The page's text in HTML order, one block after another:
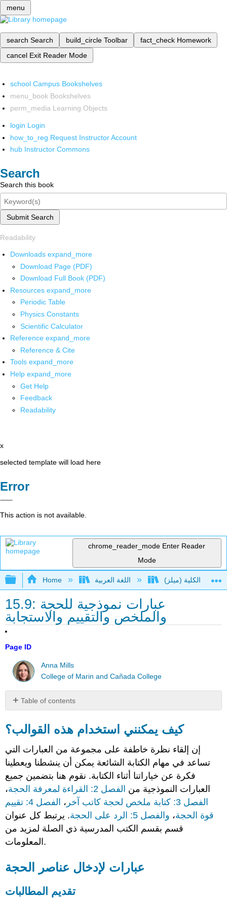
menu
search Search build_circle Toolbar fact_check Homework
cancel Exit Reader Mode
school Campus Bookshelves
menu_book Bookshelves
perm_media Learning Objects
login Login
how_to_reg Request Instructor Account
hub Instructor Commons
Search
Search this book
Submit Search
Readability
Downloads expand_more
Download Page (PDF)
Download Full Book (PDF)
Resources expand_more
Periodic Table
Physics Constants
Scientific Calculator
Reference expand_more
Reference & Cite
Tools expand_more
Help expand_more
Get Help
Feedback
Readability
x
selected template will load here
Error
This action is not available.
chrome_reader_mode Enter Reader
Mode
Expand/collapse global hierarchy
Home
15.9: عبارات نموذجية للحجة
والملخص والتقييم والاستجابة
Page ID
Anna Mills
College of Marin and Cañada College
Table of contents
يمكنني
استخدام
القوالب؟
عبارات
لإدخال
عناصر
الحجة
تقديم
المطالبات
مطالبات
الحقيقة
القيمة
كيف يمكنني استخدام هذه القوالب؟
إن إلقاء نظرة خاطفة على مجموعة من العبارات التي
تساعد في مهام الكتابة الشائعة يمكن أن ينشطنا ويعطينا
فكرة عن خياراتنا أثناء الكتابة. نقوم هنا بتضمين جميع
العبارات النموذجية من الفصل 2: القراءة لمعرفة الحجة
،
الفصل 3: كتابة ملخص لحجة كاتب آخر
،
الفصل 4: تقييم
قوة الحجة، والفصل 5: الرد على الحجة
. يرتبط كل عنوان
قسم بقسم الكتب المدرسية ذي الصلة لمزيد من
المعلومات.
عبارات لإدخال عناصر الحجة
تقديم المطالبات